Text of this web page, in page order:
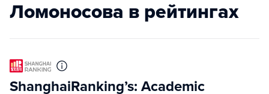
Ломоносова в рейтингах
ShanghaiRanking’s: Academic